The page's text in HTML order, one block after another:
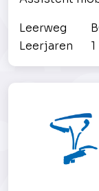
Leerweg
Leerjaren
1